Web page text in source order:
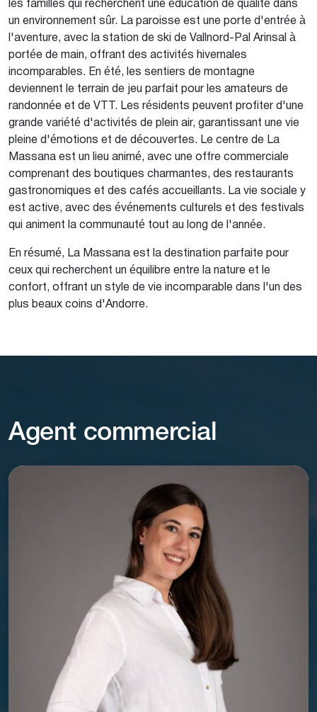
les familles qui recherchent une éducation de qualité dans
un environnement sûr. La paroisse est une porte d'entrée à
l'aventure, avec la station de ski de Vallnord-Pal Arinsal à
portée de main, offrant des activités hivernales
incomparables. En été, les sentiers de montagne
deviennent le terrain de jeu parfait pour les amateurs de
randonnée et de VTT. Les résidents peuvent profiter d'une
grande variété d'activités de plein air, garantissant une vie
pleine d'émotions et de découvertes. Le centre de La
Massana est un lieu animé, avec une offre commerciale
comprenant des boutiques charmantes, des restaurants
gastronomiques et des cafés accueillants. La vie sociale y
est active, avec des événements culturels et des festivals
qui animent la communauté tout au long de l'année.
En résumé, La Massana est la destination parfaite pour
ceux qui recherchent un équilibre entre la nature et le
confort, offrant un style de vie incomparable dans l'un des
plus beaux coins d'Andorre.
Agent commercial